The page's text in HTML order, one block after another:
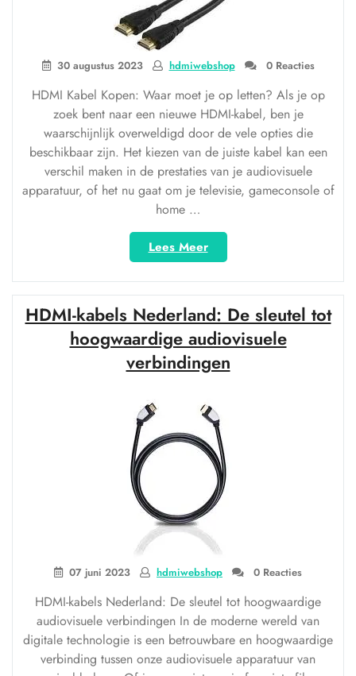
30 augustus 2023 hdmiwebshop 0 Reacties
HDMI Kabel Kopen: Waar moet je op letten? Als je op
zoek bent naar een nieuwe HDMI-kabel, ben je
waarschijnlijk overweldigd door de vele opties die
beschikbaar zijn. Het kiezen van de juiste kabel kan een
verschil maken in de prestaties van je audiovisuele
apparatuur, of het nu gaat om je televisie, gameconsole of
home …
Lees Meer“De
juiste
HDMI-
kabel
kopen:
waar
moet
je
letten?”
HDMI-kabels Nederland: De sleutel tot
hoogwaardige audiovisuele
verbindingen
07 juni 2023 hdmiwebshop 0 Reacties
HDMI-kabels Nederland: De sleutel tot hoogwaardige
audiovisuele verbindingen In de moderne wereld van
digitale technologie is een betrouwbare en hoogwaardige
verbinding tussen onze audiovisuele apparatuur van